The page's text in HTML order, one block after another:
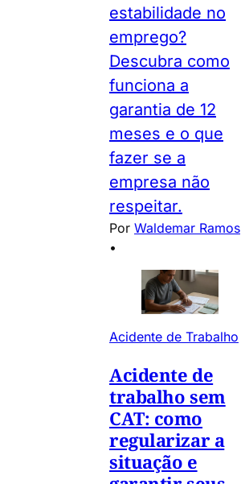
estabilidade no
emprego?
Descubra como
funciona a
garantia de 12
meses e o que
fazer se a
empresa não
respeitar.
Por Waldemar Ramos
•
Acidente de Trabalho
Acidente de
trabalho sem
CAT: como
regularizar a
situação e